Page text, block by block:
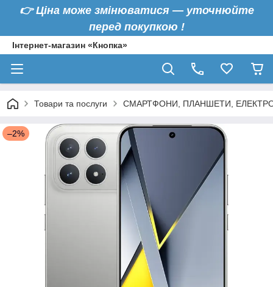
👉Ціна може змінюватися — уточнюйте
перед покупкою !
Інтернет-магазин «Кнопка»
Товари та послуги СМАРТФОНИ, ПЛАНШЕТИ,
–2%